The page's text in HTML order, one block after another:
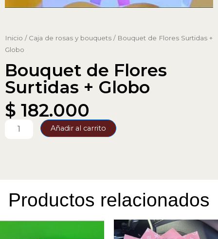
Inicio / Caja de rosas y bouquets / Bouquet de Flores Surtidas +
Globo
Bouquet de Flores
Surtidas + Globo
$ 182.000
Añadir al carrito
Productos relacionados